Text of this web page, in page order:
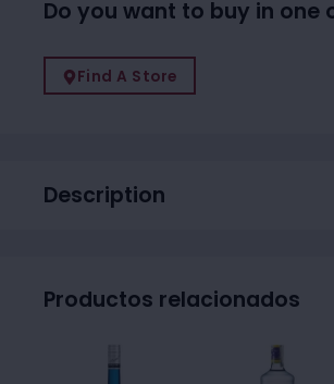
Do you want to buy in
Find A Store
Description
Productos relacionados